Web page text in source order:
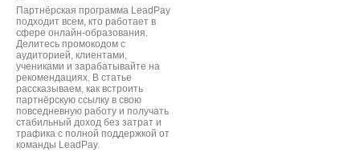
Партнёрская программа LeadPay
подходит всем, кто работает в
сфере онлайн-образования.
Делитесь промокодом с
аудиторией, клиентами,
учениками и зарабатывайте на
рекомендациях. В статье
рассказываем, как встроить
партнёрскую ссылку в свою
повседневную работу и получать
стабильный доход без затрат и
трафика с полной поддержкой от
команды LeadPay.